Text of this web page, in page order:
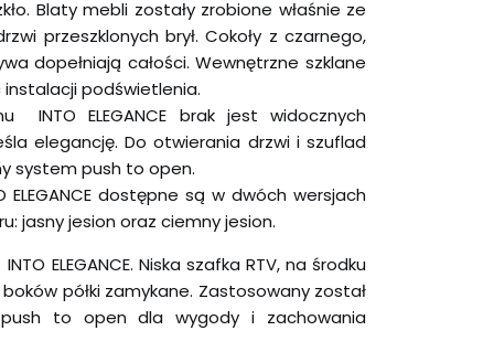
Blaty mebli zostały zrobione właśnie ze
przeszklonych brył. Cokoły z czarnego,
dopełniają całości. Wewnętrzne szklane
instalacji podświetlenia.
INTO ELEGANCE brak jest widocznych
elegancję. Do otwierania drzwi i szuflad
system push to open.
dostępne są w dwóch wersjach
jasny jesion oraz ciemny jesion.
ELEGANCE. Niska szafka RTV, na środku
półki zamykane. Zastosowany został
to open dla wygody i zachowania